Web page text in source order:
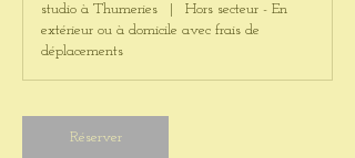
studio à Thumeries
Hors secteur - En
extérieur ou à domicile avec frais de
déplacements
Réserver